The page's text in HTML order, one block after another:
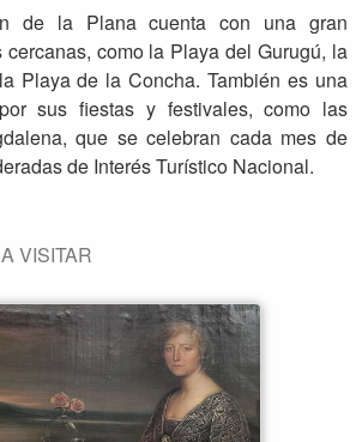
de la Plana cuenta con una gran
como la Playa del Gurugú, la
Playa de la Concha. También es una
sus fiestas y festivales, como las
que se celebran cada mes de
de Interés Turístico Nacional.
VISITAR